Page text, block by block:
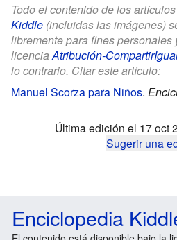
Todo el contenido de los
Kiddle (incluidas las imágenes)
libremente para fines personales
licencia Atribución-
lo contrario. Citar este artículo:
Manuel Scorza para Niños.
Última edición el 17 oct
Sugerir una
Enciclopedia